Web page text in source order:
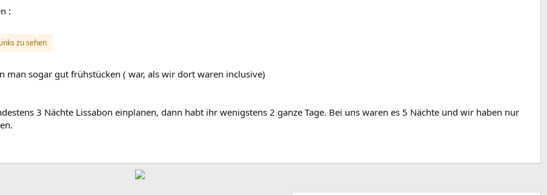
:
zu sehen
man sogar gut frühstücken ( war, als wir dort waren inclusive)
3 Nächte Lissabon einplanen, dann habt ihr wenigstens 2 ganze Tage. Bei uns waren es 5 Nächte und wir haben nur